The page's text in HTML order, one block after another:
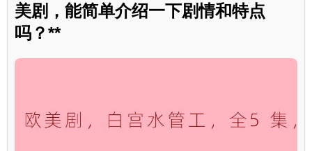
美剧，能简单介绍一下剧情和特点
吗？**